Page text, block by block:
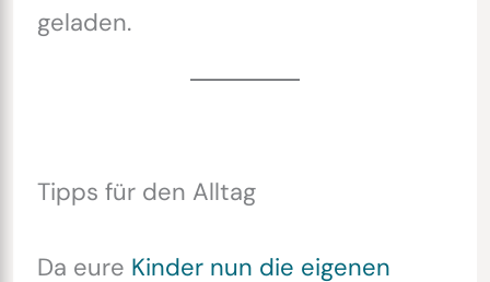
geladen.
Tipps für den Alltag
Da eure Kinder nun die eigenen